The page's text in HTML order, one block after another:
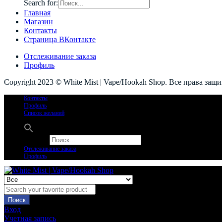
Search for:
Главная
Магазин
Контакты
Страница ВКонтакте
Отслеживание заказа
Профиль
Copyright 2023 © White Mist | Vape/Hookah Shop. Все права
Контакты
Профиль
Список желаний
Отслеживание заказа
Профиль
Поиск
Вход
Учетная запись